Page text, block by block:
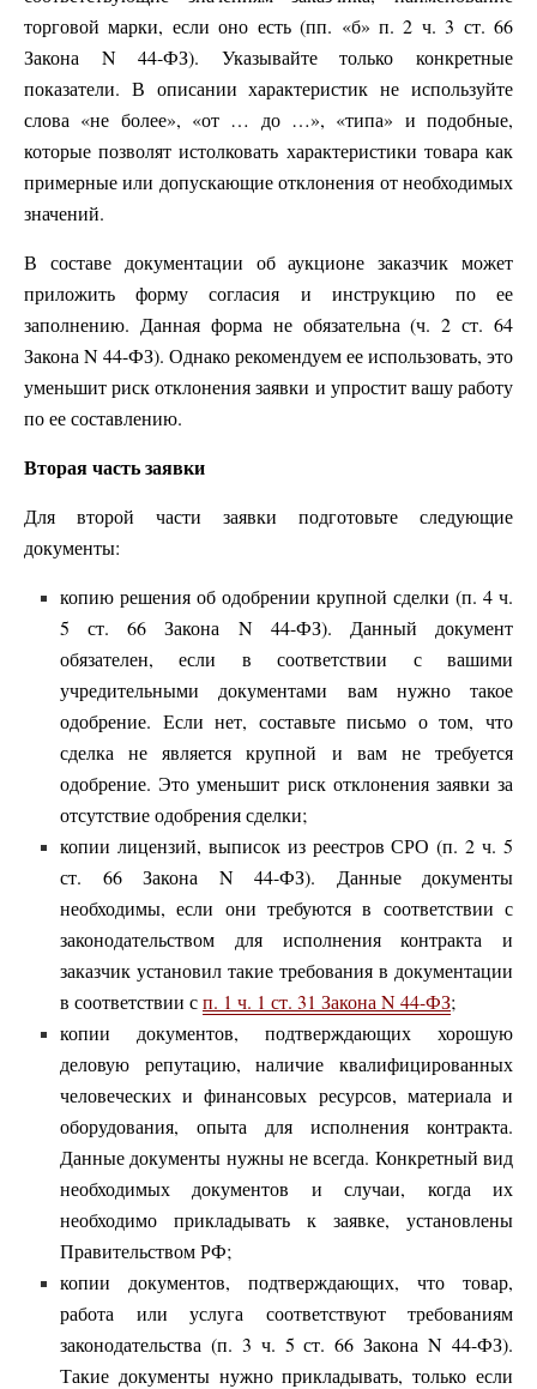
торговой марки, если оно есть (пп. «б» п. 2 ч. 3 ст. 66
Закона N 44-ФЗ). Указывайте только конкретные
показатели. В описании характеристик не используйте
слова «не более», «от … до …», «типа» и подобные,
которые позволят истолковать характеристики товара как
примерные или допускающие отклонения от необходимых
значений.
В составе документации об аукционе заказчик может
приложить форму согласия и инструкцию по ее
заполнению. Данная форма не обязательна (ч. 2 ст. 64
Закона N 44-ФЗ). Однако рекомендуем ее использовать, это
уменьшит риск отклонения заявки и упростит вашу работу
по ее составлению.
Вторая часть заявки
Для второй части заявки подготовьте следующие
документы:
копию решения об одобрении крупной сделки (п. 4 ч.
5 ст. 66 Закона N 44-ФЗ). Данный документ
обязателен, если в соответствии с вашими
учредительными документами вам нужно такое
одобрение. Если нет, составьте письмо о том, что
сделка не является крупной и вам не требуется
одобрение. Это уменьшит риск отклонения заявки за
отсутствие одобрения сделки;
копии лицензий, выписок из реестров СРО (п. 2 ч. 5
ст. 66 Закона N 44-ФЗ). Данные документы
необходимы, если они требуются в соответствии с
законодательством для исполнения контракта и
заказчик установил такие требования в документации
в соответствии сп. 1 ч. 1 ст. 31 Закона N 44-ФЗ;
копии документов, подтверждающих хорошую
деловую репутацию, наличие квалифицированных
человеческих и финансовых ресурсов, материала и
оборудования, опыта для исполнения контракта.
Данные документы нужны не всегда. Конкретный вид
необходимых документов и случаи, когда их
необходимо прикладывать к заявке, установлены
Правительством РФ;
копии документов, подтверждающих, что товар,
работа или услуга соответствуют требованиям
законодательства (п. 3 ч. 5 ст. 66 Закона N 44-ФЗ).
Такие документы нужно прикладывать, только если